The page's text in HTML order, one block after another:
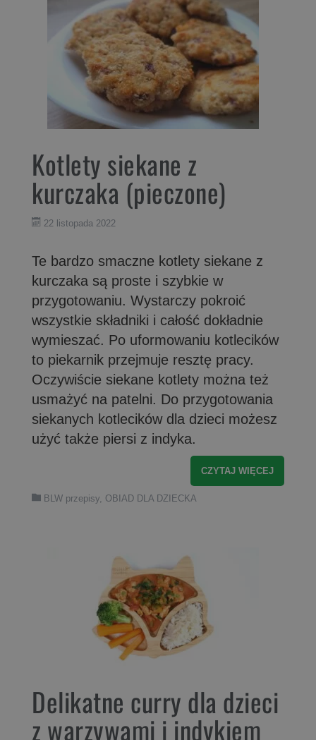
Kotlety siekane z
kurczaka (pieczone)
22 listopada 2022
Te bardzo smaczne kotlety siekane z
kurczaka są proste i szybkie w
przygotowaniu. Wystarczy pokroić
wszystkie składniki i całość dokładnie
wymieszać. Po uformowaniu kotlecików
to piekarnik przejmuje resztę pracy.
Oczywiście siekane kotlety można też
usmażyć na patelni. Do przygotowania
siekanych kotlecików dla dzieci możesz
użyć także piersi z indyka.
CZYTAJ WIĘCEJ
BLW przepisy, OBIAD DLA DZIECKA
Delikatne curry dla dzieci
z warzywami i indykiem